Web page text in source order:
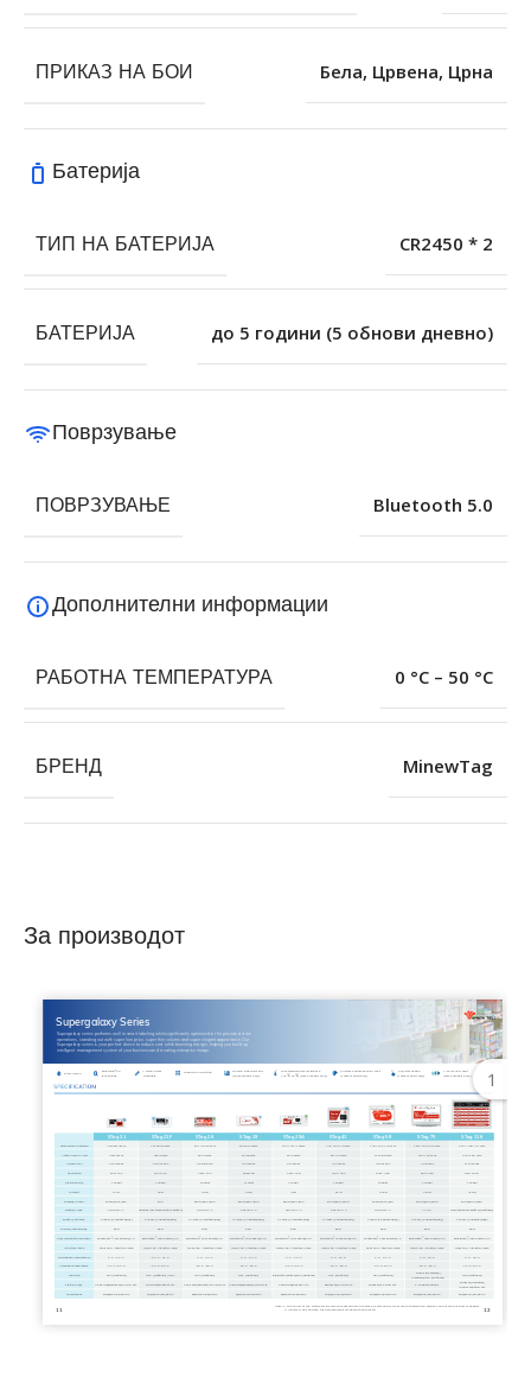
За производот
1
ПРИКАЗ НА БОИ Бела, Црвена, Црна
Батерија
ТИП НА БАТЕРИЈА CR2450 * 2
БАТЕРИЈА до 5 години (5 обнови дневно)
Поврзување
ПОВРЗУВАЊЕ Bluetooth 5.0
Дополнителни информации
РАБОТНА ТЕМПЕРАТУРА 0 °C – 50 °C
БРЕНД MinewTag